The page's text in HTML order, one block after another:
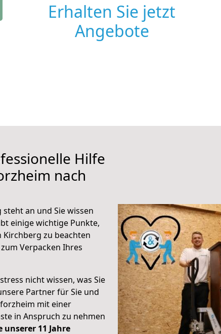
Erhalten Sie jetzt
Angebote
Hilfe
nach
an und Sie wissen
einige wichtige Punkte,
zu beachten
Verpacken Ihres
nicht wissen, was Sie
Partner für Sie und
mit einer
in Anspruch zu nehmen
unserer 11 Jahre